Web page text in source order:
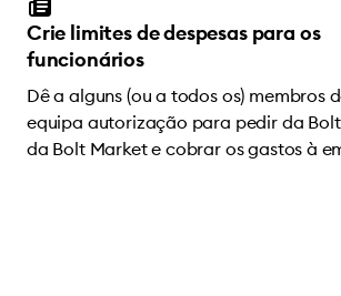
Crie limites de despesas para os
funcionários
Dê a alguns (ou a todos os) membros
equipa autorização para pedir da
da Bolt Market e cobrar os gastos à